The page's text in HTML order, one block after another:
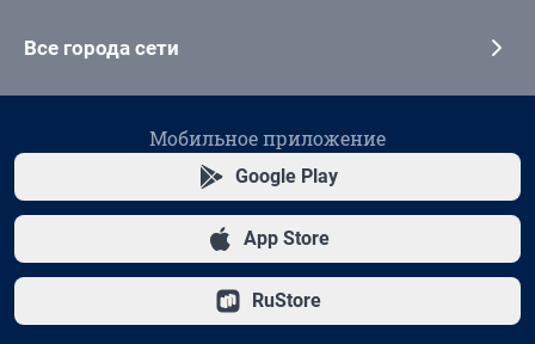
Все города сети
Мобильное приложение
Google Play
App Store
RuStore